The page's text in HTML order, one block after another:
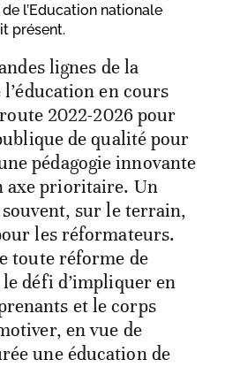
l’Education nationale
présent.
lignes de la
en cours
2022-2026 pour
de qualité pour
pédagogie innovante
axe prioritaire. Un
sur le terrain,
les réformateurs.
toute réforme de
le défi d’impliquer en
et le corps
en vue de
une éducation de